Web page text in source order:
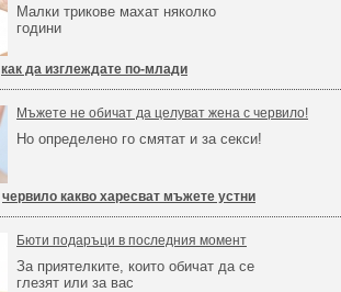
Малки трикове махат няколко
години
как да изглеждате по-млади
Мъжете не обичат да целуват жена с червило!
Но определено го смятат и за секси!
червило какво харесват мъжете устни
Бюти подаръци в последния момент
За приятелките, които обичат да се
глезят или за вас